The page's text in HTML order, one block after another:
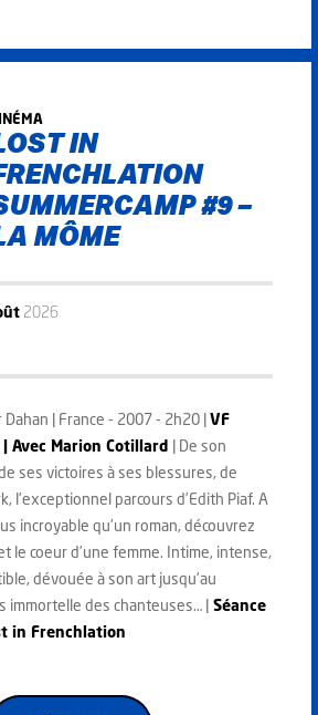
IN
#9 –
MÔME
2026
Dahan | France - 2007 - 2h20 |VF
Avec Marion Cotillard | De son
ses victoires à ses blessures, de
l’exceptionnel parcours d’Edith Piaf. A
incroyable qu’un roman, découvrez
le coeur d’une femme. Intime, intense,
dévouée à son art jusqu’au
immortelle des chanteuses… | Séance
in Frenchlation